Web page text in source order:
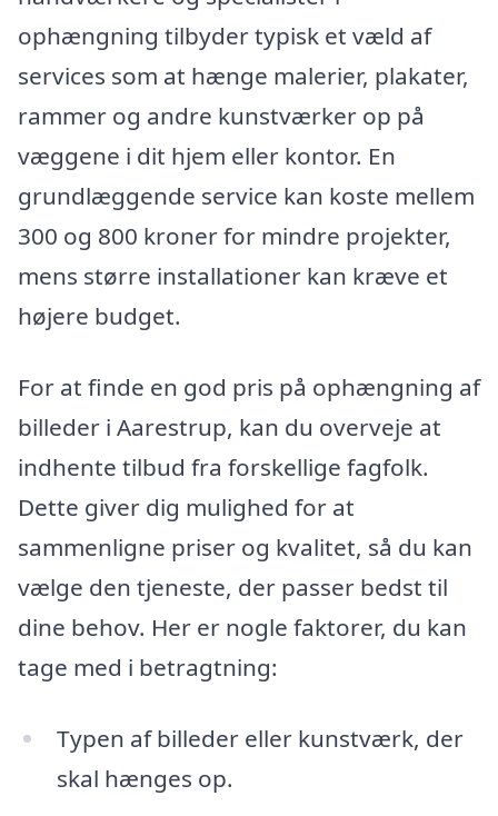
ophængning tilbyder typisk et væld af
services som at hænge malerier, plakater,
rammer og andre kunstværker op på
væggene i dit hjem eller kontor. En
grundlæggende service kan koste mellem
300 og 800 kroner for mindre projekter,
mens større installationer kan kræve et
højere budget.
For at finde en god pris på ophængning af
billeder i Aarestrup, kan du overveje at
indhente tilbud fra forskellige fagfolk.
Dette giver dig mulighed for at
sammenligne priser og kvalitet, så du kan
vælge den tjeneste, der passer bedst til
dine behov. Her er nogle faktorer, du kan
tage med i betragtning:
Typen af billeder eller kunstværk, der
skal hænges op.